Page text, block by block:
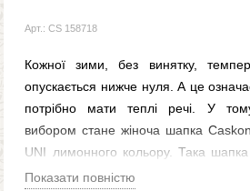
Арт.: CS 158718
Кожної зими, без винятку,
опускається нижче нуля. А це
потрібно мати теплі речі. У
вибором стане жіноча шапка
UNI лимонного кольору. Така шапка
голову сильні морози, а заразом
Показати повністю